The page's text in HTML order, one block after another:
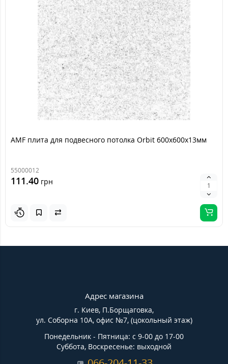
AMF плита для подвесного потолка Orbit 600х600х13мм
55000012
111.40 грн
Адрес магазина
г. Киев, П.Борщаговка,
ул. Соборна 10А, офис №7, (цокольный этаж)
Понедельник - Пятница: с 9-00 до 17-00
Суббота, Воскресенье: выходной